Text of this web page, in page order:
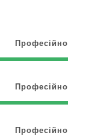
Професійно
Професійно
Професійно